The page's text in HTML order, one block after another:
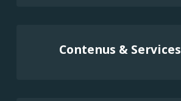
Contenus & Services